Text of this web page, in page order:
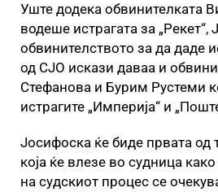
Уште додека обвинителката
водеше истрагата за
обвинителството за да даде
од СЈО искази даваа и
Стефанова и Бурим Рустеми
истрагите „Империја“ и
Јосифоска ќе биде првата од
која ќе влезе во судница
на судскиот процес се